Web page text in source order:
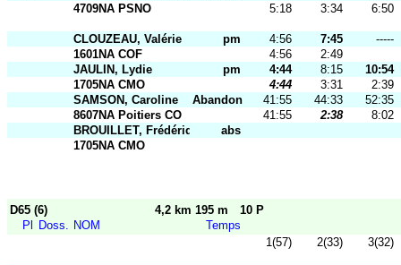
4709NA PSNO
5:18 3:34 6:50
CLOUZEAU, Valérie pm 4:56 7:45
-----
1601NA COF
4:56
2:49
JAULIN, Lydie
pm 4:44 8:15
10:54
1705NA CMO
4:44 3:31
2:39
SAMSON, Caroline
Abandon 41:55 44:33
52:35
8607NA Poitiers CO
41:55 2:38
8:02
BROUILLET, Frédérique
abs
1705NA CMO
D65 (6) 4,2 km 195 m
10 P
Pl
Doss. NOM
Temps
1(57)
2(33) 3(32)